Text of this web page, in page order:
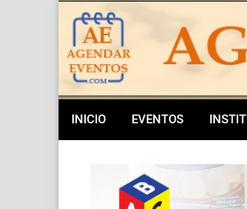
INICIO EVENTOS